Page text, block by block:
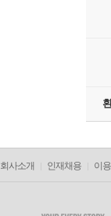
회사소개 인재채용 이